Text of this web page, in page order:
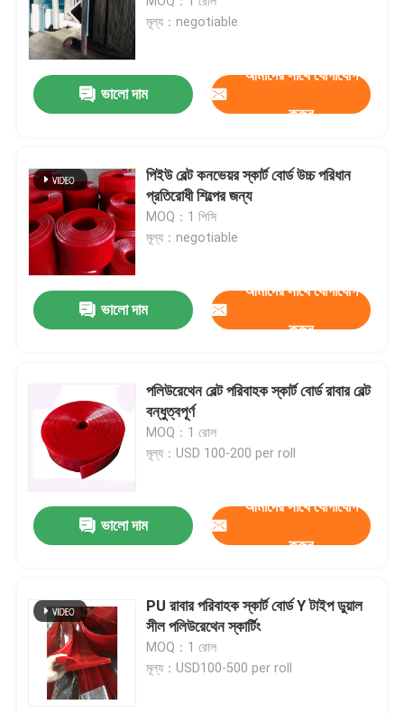
মূল্য：negotiable
ভালো দাম
আমাদের সাথে যোগাযোগ
করুন
পিইউ বেল্ট কনভেয়র স্কার্ট বোর্ড উচ্চ পরিধান
প্রতিরোধী শিল্পের জন্য
MOQ：1 পিসি
মূল্য：negotiable
ভালো দাম
আমাদের সাথে যোগাযোগ
করুন
পলিউরেথেন বেল্ট পরিবাহক স্কার্ট বোর্ড রাবার বেল্ট
বন্ধুত্বপূর্ণ
MOQ：1 রোল
মূল্য：USD 100-200 per roll
ভালো দাম
আমাদের সাথে যোগাযোগ
করুন
PU রাবার পরিবাহক স্কার্ট বোর্ড Y টাইপ ডুয়াল
সীল পলিউরেথেন স্কার্টিং
MOQ：1 রোল
মূল্য：USD100-500 per roll